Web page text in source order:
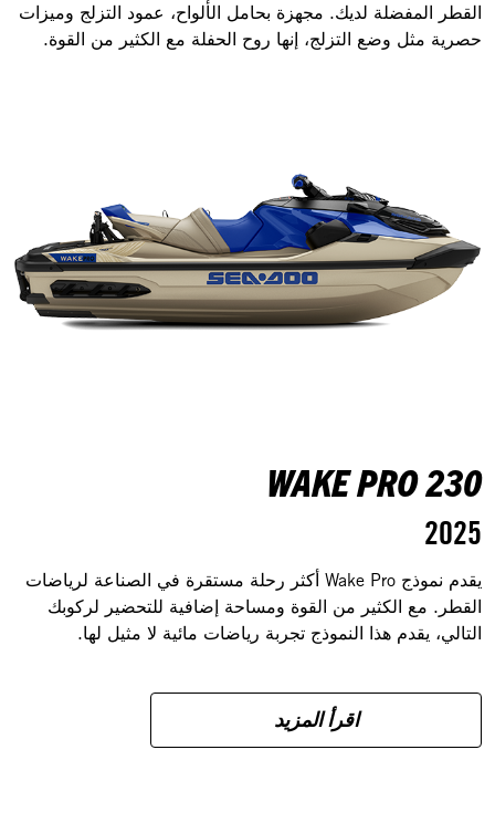
القطر المفضلة لديك. مجهزة بحامل الألواح، عمود التزلج وميزات
حصرية مثل وضع التزلج، إنها روح الحفلة مع الكثير من القوة.
WAKE PRO 230
2025
يقدم نموذج Wake Pro أكثر رحلة مستقرة في الصناعة لرياضات
القطر. مع الكثير من القوة ومساحة إضافية للتحضير لركوبك
التالي، يقدم هذا النموذج تجربة رياضات مائية لا مثيل لها.
اقرأ المزيد